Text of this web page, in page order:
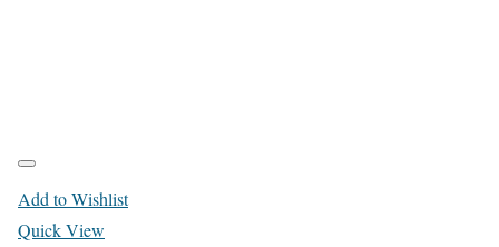
Add to Wishlist
Quick View